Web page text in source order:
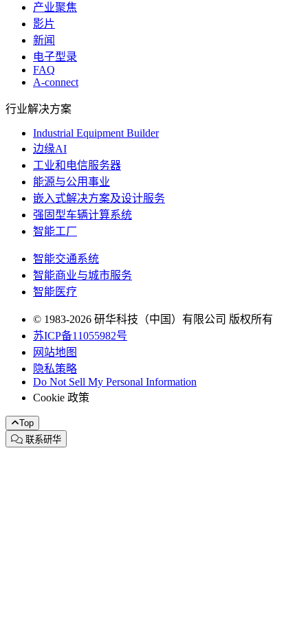
产业聚焦
影片
新闻
电子型录
FAQ
A-connect
行业解决方案
Industrial Equipment Builder
边缘AI
工业和电信服务器
能源与公用事业
嵌入式解决方案及设计服务
强固型车辆计算系统
智能工厂
智能交通系统
智能商业与城市服务
智能医疗
© 1983-2026 研华科技（中国）有限公司 版权所有
苏ICP备11055982号
网站地图
隐私策略
Do Not Sell My Personal Information
Cookie 政策
Top
联系研华